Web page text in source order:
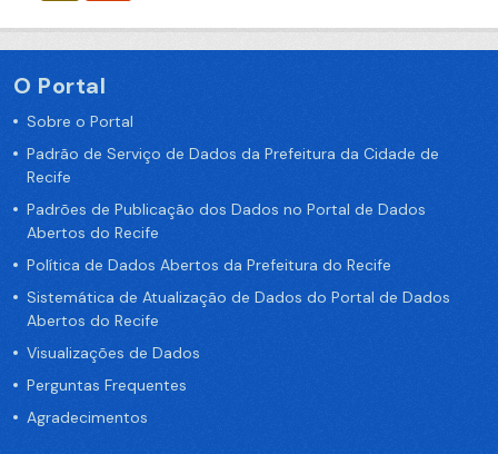
O Portal
Sobre o Portal
Padrão de Serviço de Dados da Prefeitura da Cidade de
Recife
Padrões de Publicação dos Dados no Portal de Dados
Abertos do Recife
Política de Dados Abertos da Prefeitura do Recife
Sistemática de Atualização de Dados do Portal de Dados
Abertos do Recife
Visualizações de Dados
Perguntas Frequentes
Agradecimentos